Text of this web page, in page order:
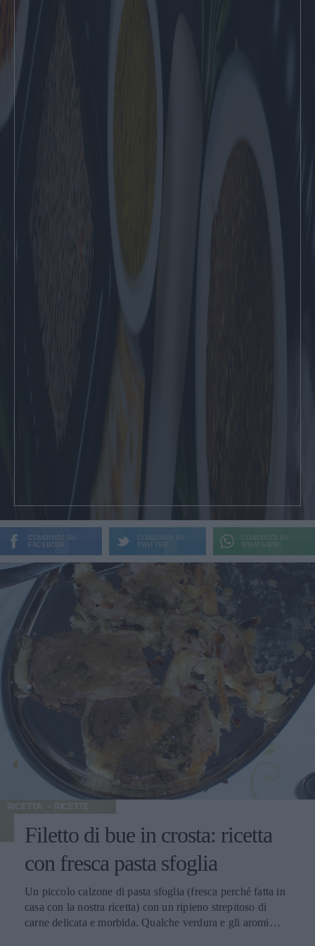
CONDIVIDI SU
FACEBOOK
CONDIVIDI SU
TWITTER
CONDIVIDI SU
WHATSAPP
RICETTA
Filetto di bue in crosta: ricetta
con fresca pasta sfoglia
Un piccolo calzone di pasta sfoglia (fresca perché fatta in
casa con la nostra ricetta) con un ripieno strepitoso di
carne delicata e morbida. Qualche verdura e gli aromi